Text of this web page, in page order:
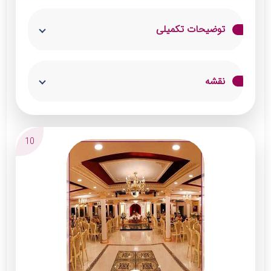
توضیحات تکمیلی
دیزاین سلطانی خاصی دارد. این عمارت لوکس از
ظرفیت پذیرایی از میهمانان در عمارت بنانیه 500
نفر است. معماری خارق‌العاده تالار بنانیه توسط
مهندسان کارآزموده با طراحی دو سالن مجزا انجام
شده است. مدیریت این تالار جناب آقای گودرزی
بوده و بر همه امور نظارت دارند.
پذیرایی غذا و نوشیدنی باکیفیت
نقشه
10